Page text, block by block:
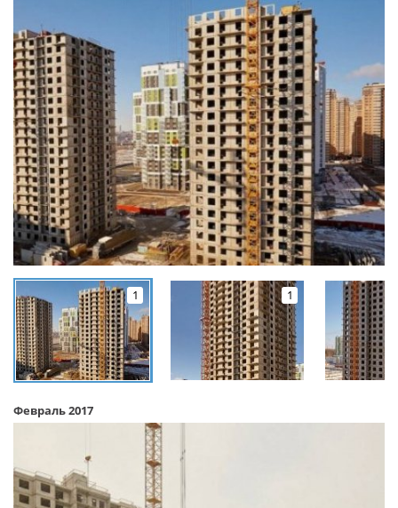
1 1
Февраль 2017